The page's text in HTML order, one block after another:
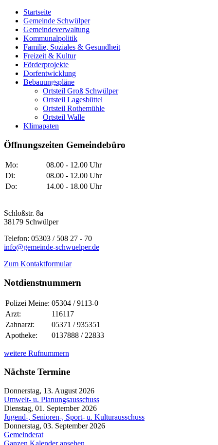
Startseite
Gemeinde Schwülper
Gemeindeverwaltung
Kommunalpolitik
Familie, Soziales & Gesundheit
Freizeit & Kultur
Förderprojekte
Dorfentwicklung
Bebauungspläne
Ortsteil Groß Schwülper
Ortsteil Lagesbüttel
Ortsteil Rothemühle
Ortsteil Walle
Klimapaten
Öffnungszeiten Gemeindebüro
Mo:
08.00 - 12.00 Uhr
Di:
08.00 - 12.00 Uhr
Do:
14.00 - 18.00 Uhr
Schloßstr. 8a
38179 Schwülper
Telefon: 05303 / 508 27 - 70
info@gemeinde-schwuelper.de
Zum Kontaktformular
Notdienstnummern
Polizei Meine: 05304 / 9113-0
Arzt:
116117
Zahnarzt:
05371 / 935351
Apotheke:
0137888 / 22833
weitere Rufnummern
Nächste Termine
Donnerstag, 13. August 2026
Umwelt- u. Planungsausschuss
Dienstag, 01. September 2026
Jugend-, Senioren-, Sport- u. Kulturausschuss
Donnerstag, 03. September 2026
Gemeinderat